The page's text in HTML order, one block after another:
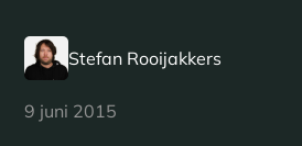
Stefan Rooijakkers
9 juni 2015